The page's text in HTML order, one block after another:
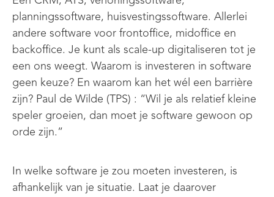
planningssoftware, huisvestingssoftware. Allerlei
andere software voor frontoffice, midoffice en
backoffice. Je kunt als scale-up digitaliseren tot je
een ons weegt. Waarom is investeren in software
geen keuze? En waarom kan het wél een barrière
zijn? Paul de Wilde (TPS) : “Wil je als relatief kleine
speler groeien, dan moet je software gewoon op
orde zijn.”
In welke software je zou moeten investeren, is
afhankelijk van je situatie. Laat je daarover